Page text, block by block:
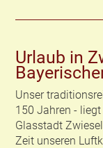
Urlaub in
Unser
150 Jahren -
Glasstadt
Zeit unseren